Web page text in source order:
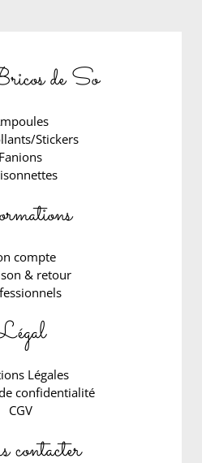
de So
Stickers
Fanions
compte
& retour
Légales
confidentialité
CGV